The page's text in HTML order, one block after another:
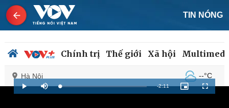
TIN NÓNG
Chính trị Thế giới Xã hội
Hà Nội --°C
Play Mute Loaded:
1.96%
Remaining
-2:11
Picture-
in-
Fullscreen